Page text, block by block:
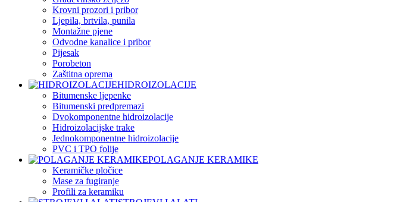
Krovni prozori i pribor
Ljepila, brtvila, punila
Montažne pjene
Odvodne kanalice i pribor
Pijesak
Porobeton
Zaštitna oprema
HIDROIZOLACIJE
Bitumenske ljepenke
Bitumenski predpremazi
Dvokomponentne hidroizolacije
Hidroizolacijske trake
Jednokomponentne hidroizolacije
PVC i TPO folije
POLAGANJE KERAMIKE
Keramičke pločice
Mase za fugiranje
Profili za keramiku